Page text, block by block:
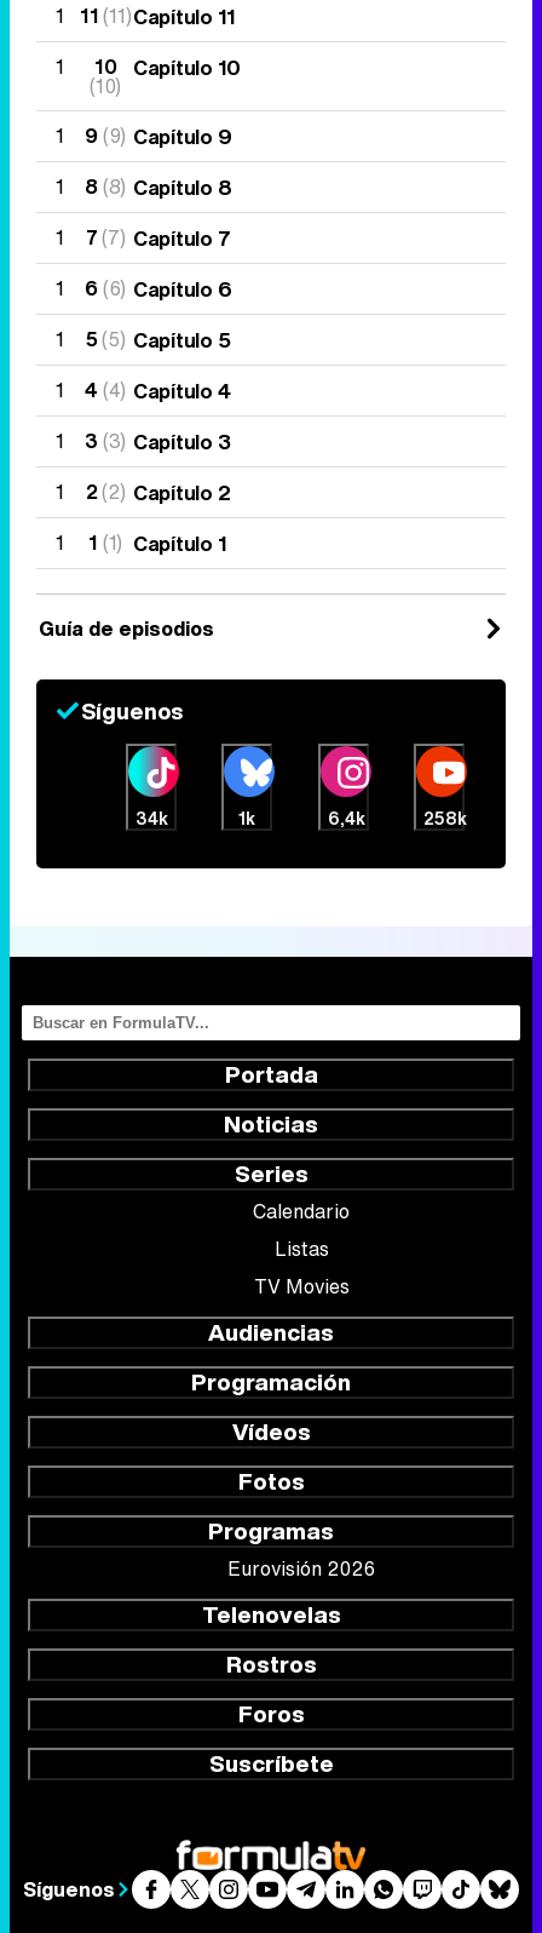
1 11(11)Capítulo 11
1 10
(10)
Capítulo 10
1 9(9) Capítulo 9
1 8(8) Capítulo 8
1 7(7) Capítulo 7
1 6(6) Capítulo 6
1 5(5) Capítulo 5
1 4 (4) Capítulo 4
1 3 (3) Capítulo 3
1 2(2) Capítulo 2
1 1 (1) Capítulo 1
Guía de episodios
Síguenos
34k 1k 6,4k 258k
Portada
Noticias
Series
Calendario
Listas
TV Movies
Audiencias
Programación
Vídeos
Fotos
Programas
Eurovisión 2026
Telenovelas
Rostros
Foros
Suscríbete
Síguenos